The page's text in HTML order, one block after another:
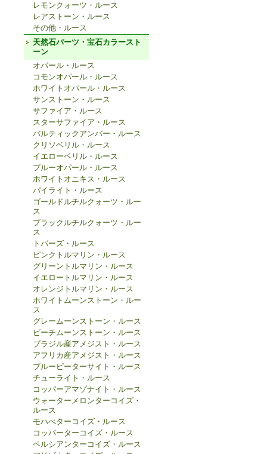
レモンクォーツ・ルース
レアストーン・ルース
その他・ルース
天然石パーツ・宝石カラースト
ーン
オパール・ルース
コモンオパール・ルース
ホワイトオパール・ルース
サンストーン・ルース
サファイア・ルース
スターサファイア・ルース
バルティックアンバー・ルース
クリソベリル・ルース
イエローベリル・ルース
ブルーオパール・ルース
ホワイトオニキス・ルース
パイライト・ルース
ゴールドルチルクォーツ・ルー
ス
ブラックルチルクォーツ・ルー
ス
トパーズ・ルース
ピンクトルマリン・ルース
グリーントルマリン・ルース
イエロートルマリン・ルース
オレンジトルマリン・ルース
ホワイトムーンストーン・ルー
ス
グレームーンストーン・ルース
ピーチムーンストーン・ルース
ブラジル産アメジスト・ルース
アフリカ産アメジスト・ルース
ブルーピーターサイト・ルース
チューライト・ルース
コッパーアマゾナイト・ルース
ウォーターメロンターコイズ・
ルース
モハべターコイズ・ルース
コッパーターコイズ・ルース
ペルシアンターコイズ・ルース